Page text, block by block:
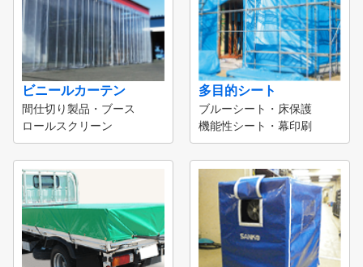
ビニールカーテン
間仕切り製品・ブース
ロールスクリーン
多目的シート
ブルーシート・床保護
機能性シート・幕印刷